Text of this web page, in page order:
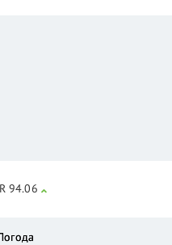
94.06